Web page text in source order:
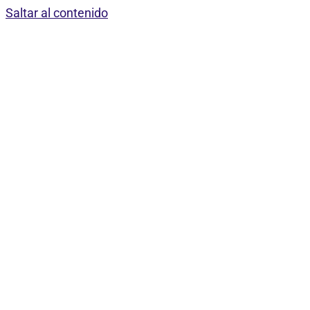
Saltar al contenido